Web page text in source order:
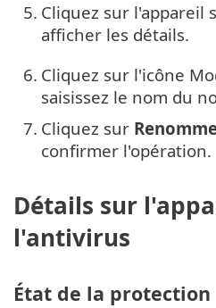
5. Cliquez sur l'appareil
afficher les détails.
6. Cliquez sur l'icône
saisissez le nom du
7. Cliquez sur
confirmer l'opération.
Détails sur
l'antivirus
État de la protection